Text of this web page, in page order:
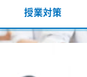
授業対策